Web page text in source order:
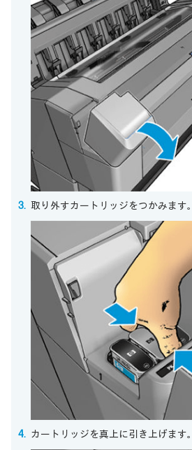
取り外すカートリッジをつかみます。
カートリッジを真上に引き上げます。